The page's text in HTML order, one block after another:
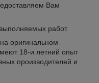
Вам
работ
оригинальном
18-и летний опыт
производителей и